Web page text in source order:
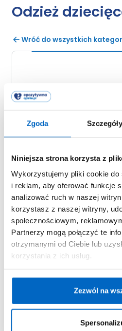
Zgoda Szczegóły
Niniejsza strona korzysta z
Wykorzystujemy pliki cookie do
i reklam, aby oferować funkcje
analizować ruch w naszej
korzystasz z naszej witryny,
społecznościowym,
Partnerzy mogą połączyć te
otrzymanymi od Ciebie lub
korzystania z ich usług.
Zezwól na
Odzież
Wróć do wszystkich
Szlafrok dziecięcy z